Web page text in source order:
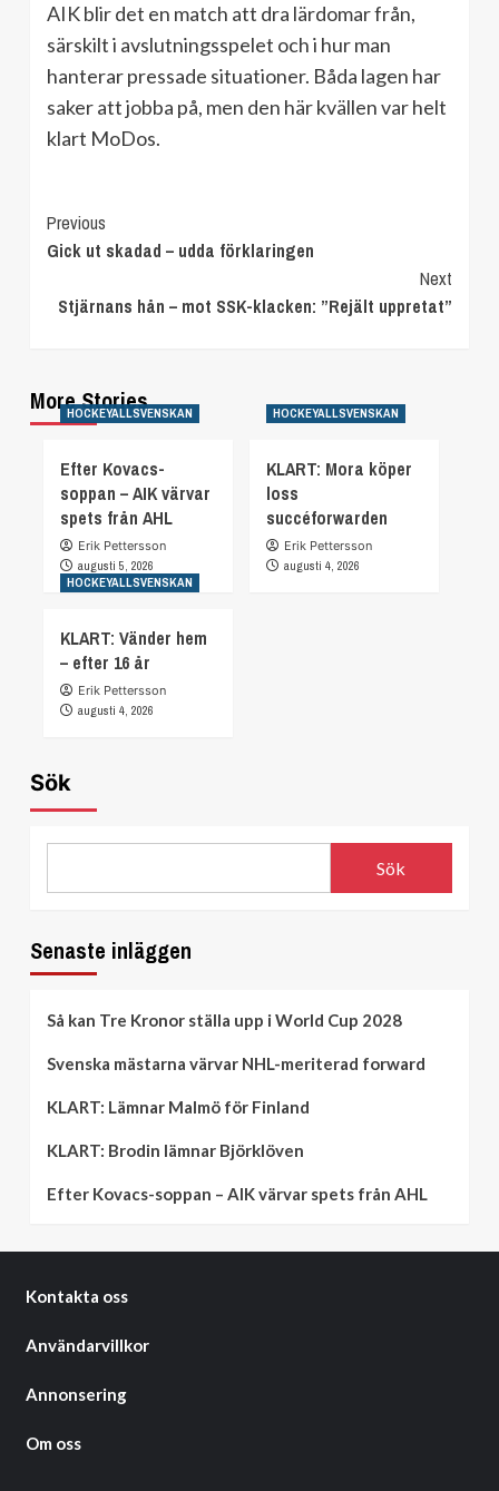
AIK blir det en match att dra lärdomar från,
särskilt i avslutningsspelet och i hur man
hanterar pressade situationer. Båda lagen har
saker att jobba på, men den här kvällen var helt
klart MoDos.
Continue
Reading
Previous
Gick ut skadad – udda förklaringen
Next
Stjärnans hån – mot SSK-klacken: ”Rejält uppretat”
More Stories
HOCKEYALLSVENSKAN
Efter Kovacs-
soppan – AIK värvar
spets från AHL
Erik Pettersson
augusti 5, 2026
HOCKEYALLSVENSKAN
KLART: Mora köper
loss
succéforwarden
Erik Pettersson
augusti 4, 2026
HOCKEYALLSVENSKAN
KLART: Vänder hem
– efter 16 år
Erik Pettersson
augusti 4, 2026
Sök
Sök
Senaste inläggen
Så kan Tre Kronor ställa upp i World Cup 2028
Svenska mästarna värvar NHL-meriterad forward
KLART: Lämnar Malmö för Finland
KLART: Brodin lämnar Björklöven
Efter Kovacs-soppan – AIK värvar spets från AHL
Kontakta oss
Användarvillkor
Annonsering
Om oss